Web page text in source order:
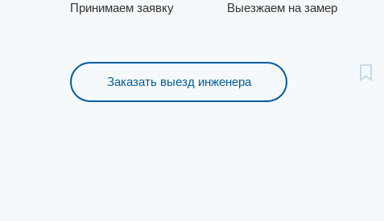
Принимаем заявку Выезжаем на замер
Заказать выезд инженера